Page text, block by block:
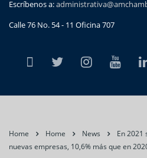
Escríbenos a:
Calle 76 No. 54 - 11 Oficina 707
Home Home News
En 2021
nuevas empresas, 10,6% más que en